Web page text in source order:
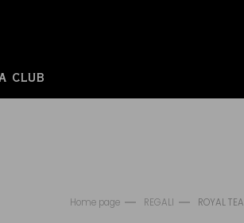
CLUB
Home page REGALI ROYAL TEA